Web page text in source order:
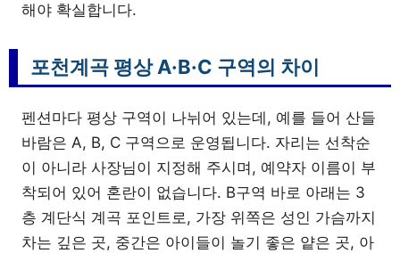
해야 확실합니다.
포천계곡 평상 A·B·C 구역의 차이
펜션마다 평상 구역이 나뉘어 있는데, 예를 들어 산들
바람은 A, B, C 구역으로 운영됩니다. 자리는 선착순
이 아니라 사장님이 지정해 주시며, 예약자 이름이 부
착되어 있어 혼란이 없습니다. B구역 바로 아래는 3
층 계단식 계곡 포인트로, 가장 위쪽은 성인 가슴까지
차는 깊은 곳, 중간은 아이들이 놀기 좋은 얕은 곳, 아